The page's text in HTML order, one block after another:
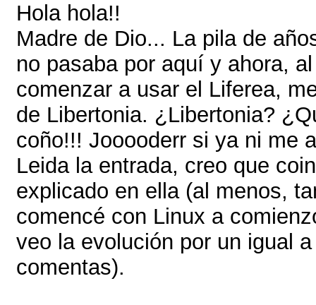
Hola hola!!
Madre de Dio... La pila de
no pasaba por aquí y ahora,
comenzar a usar el Liferea,
de Libertonia. ¿Libertonia?
coño!!! Jooooderr si ya ni me
Leida la entrada, creo que
explicado en ella (al menos,
comencé con Linux a
veo la evolución por un igual
comentas).